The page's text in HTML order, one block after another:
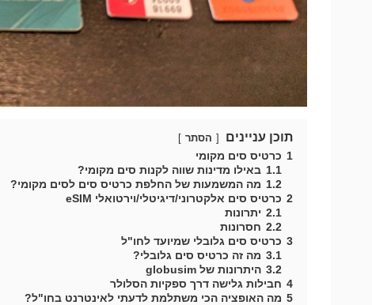
תוכן עניינים הסתר
1 כרטיס סים מקומי
1.1 באילו מדינות שווה לקנות סים מקומי?
1.2 מה המשמעות של החלפת כרטיס סים לסים מקומי?
2 כרטיס סים אלקטרוני/דיגיטלי/וירטואלי eSIM
2.1 יתרונות
2.2 חסרונות
3 כרטיס סים גלובלי שמיועד לחו"ל
3.1 מה זה כרטיס סים גלובלי?
3.2 היתרונות של globusim
4 חבילות גלישה דרך ספקיות הסלולר
5 מה האופציה הכי משתלמת לדעתי לאינטרנט בחו"ל?